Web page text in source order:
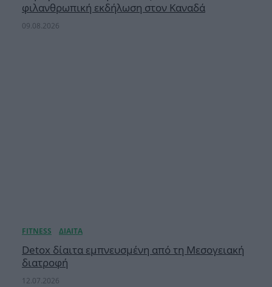
φιλανθρωπική εκδήλωση στον Καναδά
09.08.2026
Detox δίαιτα εμπνευσμένη από τη Μεσογειακή
διατροφή
12.07.2026